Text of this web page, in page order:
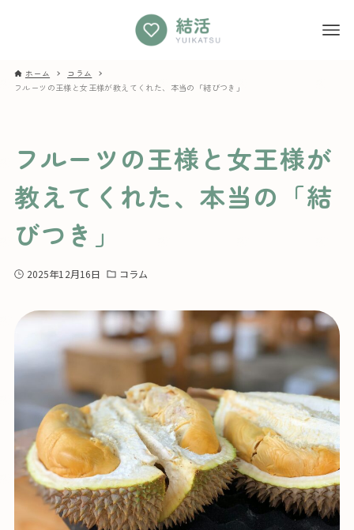
ホーム
コラム
フルーツの王様と女王様が教えてくれた、本当の「結びつき」
フルーツの王様と女王様が
教えてくれた、本当の「結
びつき」
2025年12月16日 コラム